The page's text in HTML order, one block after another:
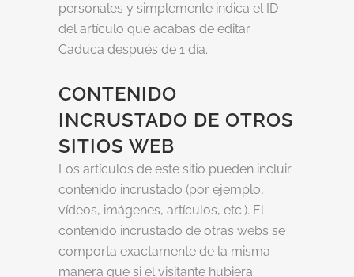
personales y simplemente indica el ID
del artículo que acabas de editar.
Caduca después de 1 día.
CONTENIDO
INCRUSTADO DE OTROS
SITIOS WEB
Los artículos de este sitio pueden incluir
contenido incrustado (por ejemplo,
vídeos, imágenes, artículos, etc.). El
contenido incrustado de otras webs se
comporta exactamente de la misma
manera que si el visitante hubiera